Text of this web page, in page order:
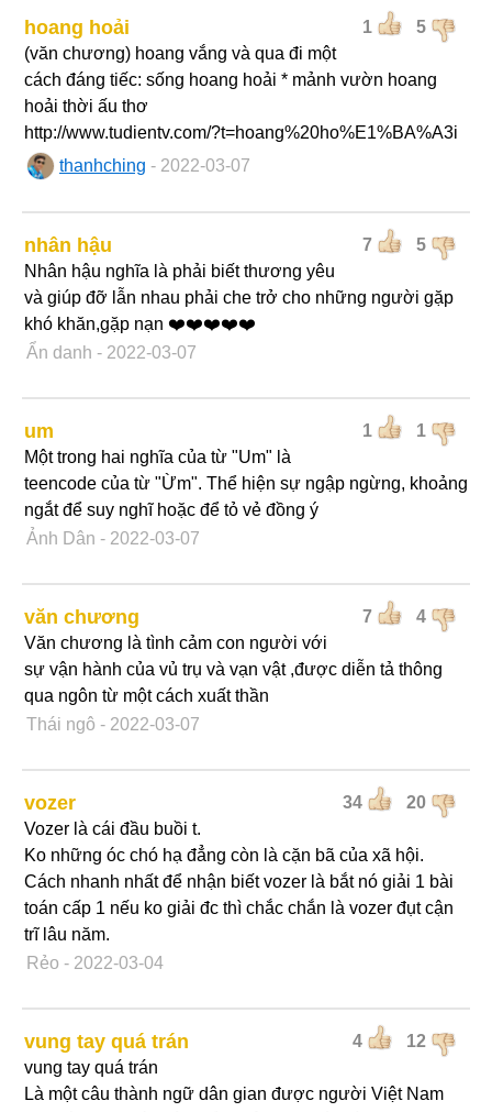
1 5
hoang hoải
(văn chương) hoang vắng và qua đi một
cách đáng tiếc: sống hoang hoải * mảnh vườn hoang
hoải thời ấu thơ
http://www.tudientv.com/?t=hoang%20ho%E1%BA%A3i
thanhching - 2022-03-07
7 5
nhân hậu
Nhân hậu nghĩa là phải biết thương yêu
và giúp đỡ lẫn nhau phải che trở cho những người gặp
khó khăn,gặp nạn ❤️❤️❤️❤️❤️
Ẩn danh - 2022-03-07
1 1
um
Một trong hai nghĩa của từ "Um" là
teencode của từ "Ừm". Thể hiện sự ngập ngừng, khoảng
ngắt để suy nghĩ hoặc để tỏ vẻ đồng ý
Ảnh Dân - 2022-03-07
7 4
văn chương
Văn chương là tình cảm con người với
sự vận hành của vủ trụ và vạn vật ,được diễn tả thông
qua ngôn từ một cách xuất thần
Thái ngô - 2022-03-07
34 20
vozer
Vozer là cái đầu buồi t.
Ko những óc chó hạ đẳng còn là cặn bã của xã hội.
Cách nhanh nhất để nhận biết vozer là bắt nó giải 1 bài
toán cấp 1 nếu ko giải đc thì chắc chắn là vozer đụt cận
trĩ lâu năm.
Rẻo - 2022-03-04
4 12
vung tay quá trán
vung tay quá trán
Là một câu thành ngữ dân gian được người Việt Nam